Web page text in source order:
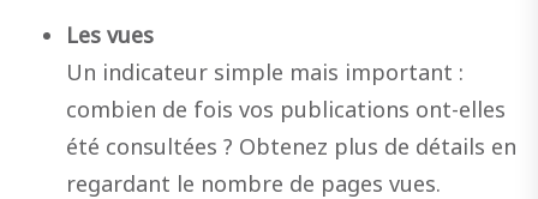
Les vues
Un indicateur simple mais important :
combien de fois vos publications ont-elles
été consultées ? Obtenez plus de détails en
regardant le nombre de pages vues.